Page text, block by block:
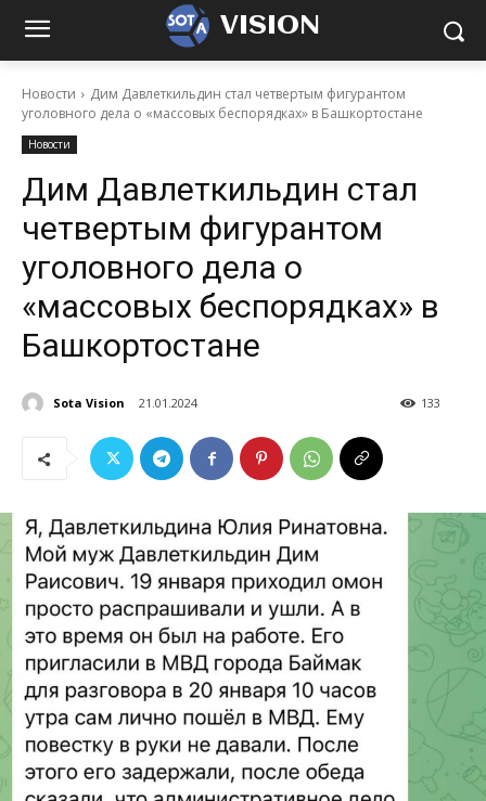
VISION
Новости
Дим Давлеткильдин стал четвертым фигурантом
уголовного дела о «массовых беспорядках» в Башкортостане
Новости
Дим Давлеткильдин стал
четвертым фигурантом
уголовного дела о
«массовых беспорядках» в
Башкортостане
Sota Vision 21.01.2024 133